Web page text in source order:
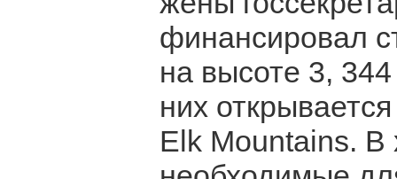
финансировал
на высоте 3,
них
Elk Mountains. В